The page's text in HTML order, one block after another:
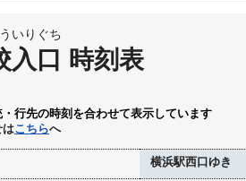
いりぐち
入口 時刻表
行先の時刻を合わせて表示しています
はこちらへ
横浜駅西口ゆき